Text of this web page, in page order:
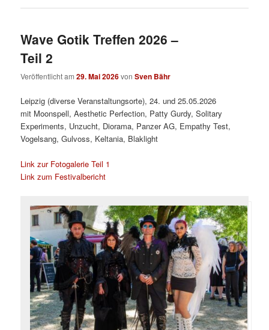
Wave Gotik Treffen 2026 –
Teil 2
Veröffentlicht am29. Mai 2026vonSven Bähr
Leipzig (diverse Veranstaltungsorte), 24. und 25.05.2026
mit Moonspell, Aesthetic Perfection, Patty Gurdy, Solitary
Experiments, Unzucht, Diorama, Panzer AG, Empathy Test,
Vogelsang, Gulvoss, Keltania, Blaklight
Link zur Fotogalerie Teil 1
Link zum Festivalbericht